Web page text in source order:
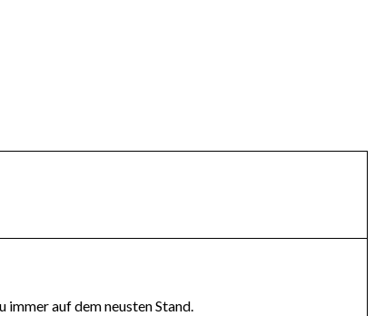
auf dem neusten Stand.